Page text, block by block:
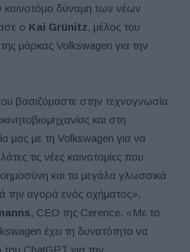
καινοτόμο δύναμη των νέων
ο Kai Grünitz, μέλος του
μάρκας Volkswagen για την
βασιζόμαστε στην τεχνογνωσία
και στη
μας με τη Volkswagen για να
τις νέες καινοτομίες που
και τα μεγάλα γλωσσικά
την αγορά ενός οχήματος»,
, CEO της Cerence. «Με το
έχει τη δυνατότητα να
του ChatGPT για την